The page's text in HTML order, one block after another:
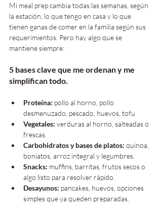
Mi meal prep cambia todas las semanas, según
la estación, lo que tengo en casa y lo que
tienen ganas de comer en la familia según sus
requerimientos. Pero hay algo que se
mantiene siempre:
5 bases clave que me ordenan y me
simplifican todo.
Proteína: pollo al horno, pollo
desmenuzado, pescado, huevos, tofu
Vegetales: verduras al horno, salteadas o
frescas.
Carbohidratos y bases de platos: quinoa,
boniatos, arroz integral y legumbres.
Snacks: muffins, barritas, frutos secos o
algo listo para resolver rápido.
Desayunos: pancakes, huevos, opciones
simples que ya queden preparadas.